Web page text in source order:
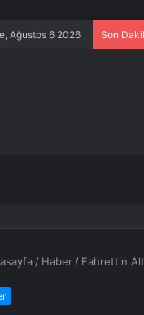
Ağustos 6 2026 Son
/ Haber / Fahrettin